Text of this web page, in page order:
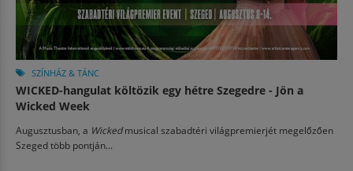
SZÍNHÁZ & TÁNC
WICKED-hangulat költözik egy hétre Szegedre - Jön a
Wicked Week
Augusztusban, a Wickedmusical szabadtéri világpremierjét megelőzően
Szeged több pontján...